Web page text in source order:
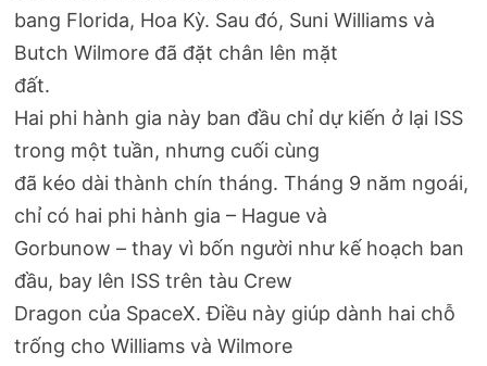
bang Florida, Hoa Kỳ. Sau đó, Suni Williams và
Butch Wilmore đã đặt chân lên mặt
đất.
Hai phi hành gia này ban đầu chỉ dự kiến ở lại ISS
trong một tuần, nhưng cuối cùng
đã kéo dài thành chín tháng. Tháng 9 năm ngoái,
chỉ có hai phi hành gia – Hague và
Gorbunow – thay vì bốn người như kế hoạch ban
đầu, bay lên ISS trên tàu Crew
Dragon của SpaceX. Điều này giúp dành hai chỗ
trống cho Williams và Wilmore